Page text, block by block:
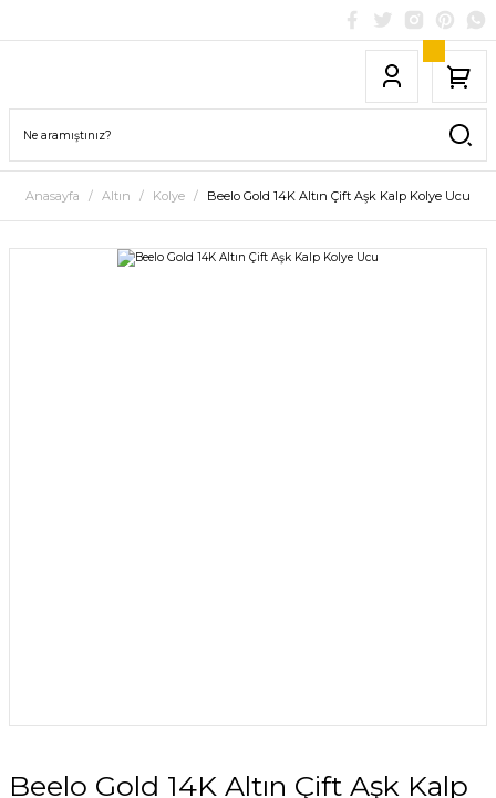
Anasayfa Altın Kolye Beelo Gold 14K Altın Çift Aşk Kalp Kolye Ucu
Beelo Gold 14K Altın Çift Aşk Kalp